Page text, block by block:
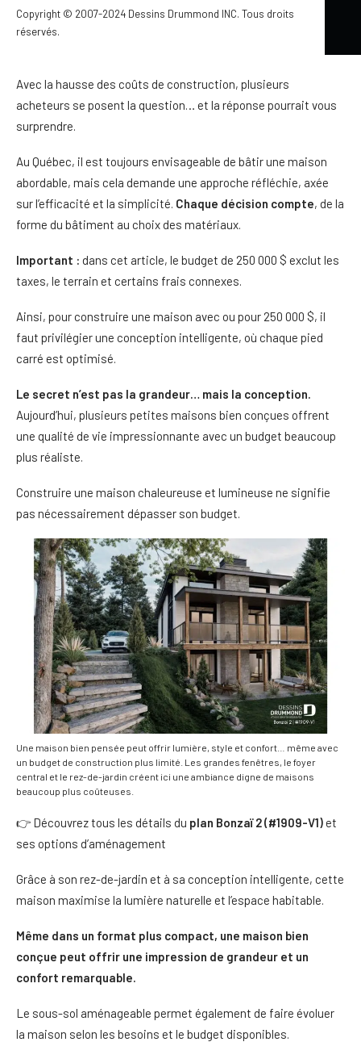
Copyright © 2007-2024 Dessins Drummond INC. Tous droits
réservés.
une forme simple et des choix de construction adaptés au
budget. Toutefois, ce montant exclut généralement les taxes,
Avec la hausse des coûts de construction, plusieurs
acheteurs se posent la question… et la réponse pourrait vous
surprendre.
Au Québec, il est toujours envisageable de bâtir une maison
abordable, mais cela demande une approche réfléchie, axée
sur l’efficacité et la simplicité. Chaque décision compte, de la
forme du bâtiment au choix des matériaux.
Important : dans cet article, le budget de 250 000 $ exclut les
taxes, le terrain et certains frais connexes.
Ainsi, pour construire une maison avec ou pour 250 000 $, il
faut privilégier une conception intelligente, où chaque pied
carré est optimisé.
Le secret n’est pas la grandeur… mais la conception.
Aujourd’hui, plusieurs petites maisons bien conçues offrent
une qualité de vie impressionnante avec un budget beaucoup
plus réaliste.
Construire une maison chaleureuse et lumineuse ne signifie
pas nécessairement dépasser son budget.
Une maison bien pensée peut offrir lumière, style et confort… même avec
un budget de construction plus limité. Les grandes fenêtres, le foyer
central et le rez-de-jardin créent ici une ambiance digne de maisons
beaucoup plus coûteuses.
👉 Découvrez tous les détails du plan Bonzaï 2 (#1909-V1)et
ses options d’aménagement
Grâce à son rez-de-jardin et à sa conception intelligente, cette
maison maximise la lumière naturelle et l’espace habitable.
Même dans un format plus compact, une maison bien
conçue peut offrir une impression de grandeur et un
confort remarquable.
Le sous-sol aménageable permet également de faire évoluer
la maison selon les besoins et le budget disponibles.